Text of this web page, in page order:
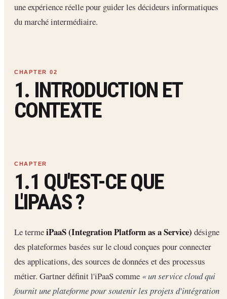
une expérience réelle pour guider les décideurs informatiques
du marché intermédiaire.
1. INTRODUCTION ET
CONTEXTE
1.1 QU'EST-CE QUE
L'IPAAS ?
Le termeiPaaS (Integration Platform as a Service) désigne
des plateformes basées sur le cloud conçues pour connecter
des applications, des sources de données et des processus
métier. Gartner définit l'iPaaS comme « un service cloud qui
fournit une plateforme pour soutenir les projets d'intégration